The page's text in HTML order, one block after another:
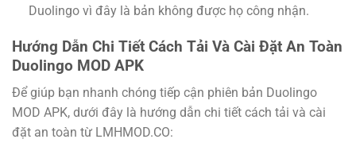
Duolingo vì đây là bản không được họ công nhận.
Hướng Dẫn Chi Tiết Cách Tải Và Cài Đặt An Toàn
Duolingo MOD APK
Để giúp bạn nhanh chóng tiếp cận phiên bản Duolingo
MOD APK, dưới đây là hướng dẫn chi tiết cách tải và cài
đặt an toàn từ LMHMOD.CO: